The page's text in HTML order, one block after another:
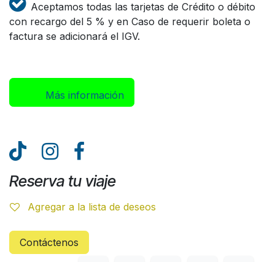
Aceptamos todas las tarjetas de Crédito o débito
con recargo del 5 % y en Caso de requerir boleta o
factura se adicionará el IGV.
Más inform​​​​ación
Reserva tu viaje
Agregar a la lista de deseos
Contáctenos